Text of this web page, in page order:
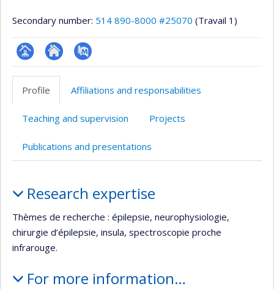
Secondary number: 514 890-8000 #25070 (Travail 1)
Page
professionnelle
Site
l’unité
recherche
PubMed
Profile
Affiliations and responsabilities
Teaching and supervision Projects
Publications and presentations
Research expertise
Thèmes de recherche : épilepsie, neurophysiologie,
chirurgie d’épilepsie, insula, spectroscopie proche
infrarouge.
For more information…